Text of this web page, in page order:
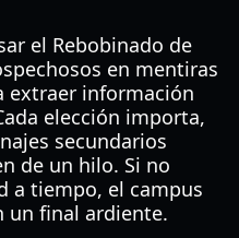
el Rebobinado de
en mentiras
extraer información
elección importa,
secundarios
de un hilo. Si no
a tiempo, el campus
final ardiente.